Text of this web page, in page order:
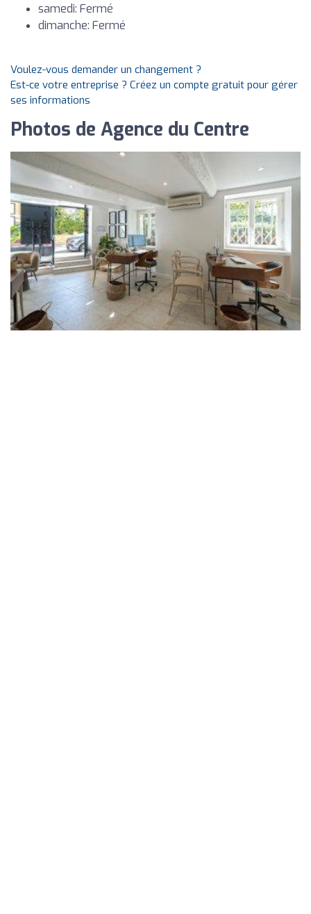
samedi: Fermé
dimanche: Fermé
Voulez-vous demander un changement ?
Est-ce votre entreprise ? Créez un compte gratuit pour gérer
ses informations
Photos de Agence du Centre